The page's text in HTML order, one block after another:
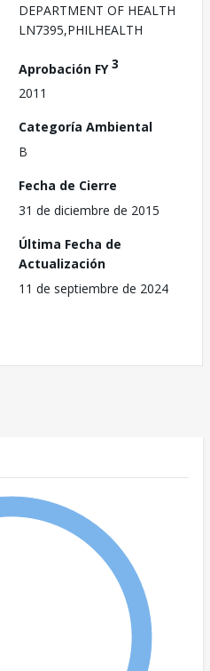
DEPARTMENT OF HEALTH
LN7395,PHILHEALTH
Aprobación FY3
2011
Categoría Ambiental
B
Fecha de Cierre
31 de diciembre de 2015
Última Fecha de
Actualización
11 de septiembre de 2024